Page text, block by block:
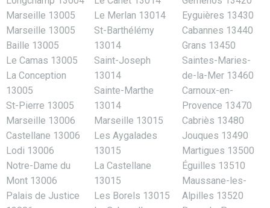
Marseille 13005
Marseille 13005
Baille 13005
Le Camas 13005
La Conception
13005
St-Pierre 13005
Marseille 13006
Castellane 13006
Lodi 13006
Notre-Dame du
Mont 13006
Palais de Justice
Le Merlan 13014
St-Barthélémy
13014
Saint-Joseph
13014
Sainte-Marthe
13014
Marseille 13015
Les Aygalades
13015
La Castellane
13015
Les Borels 13015
Eyguières 13430
Cabannes 13440
Grans 13450
Saintes-Maries-
de-la-Mer 13460
Carnoux-en-
Provence 13470
Cabriès 13480
Jouques 13490
Martigues 13500
Éguilles 13510
Maussane-les-
Alpilles 13520